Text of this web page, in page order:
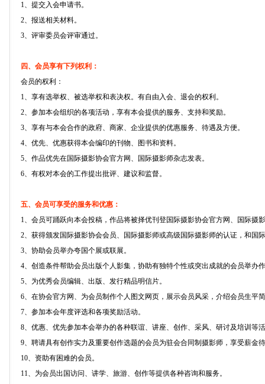
1、提交入会申请书。
2、报送相关材料。
3、评审委员会评审通过。
四、会员享有下列权利：
会员的权利：
1、享有选举权、被选举权和表决权。有自由入会、退会的权利。
2、参加本会组织的各项活动，享有本会提供的服务、支持和奖励。
3、享有与本会合作的政府、商家、企业提供的优惠服务、待遇及方便。
4、优先、优惠获得本会编印的刊物、图书和资料。
5、作品优先在国际摄影协会官方网、国际摄影师杂志发表。
6、有权对本会的工作提出批评、建议和监督。
五、会员可享受的服务和优惠：
1、会员可踊跃向本会投稿，作品将被择优刊登国际摄影协会官方网、国际摄
2、获得颁发国际摄影协会会员、国际摄影师或高级国际摄影师的认证，和国
3、协助会员举办夸国个展或联展。
4、创造条件帮助会员出版个人影集，协助有独特个性或突出成就的会员举办
5、为优秀会员编辑、出版、发行精品明信片。
6、在协会官方网、为会员制作个人图文网页，展示会员风采，介绍会员生平
7、参加本会年度评选和各项奖励活动。
8、优惠、优先参加本会举办的各种联谊、讲座、创作、采风、研讨及培训等
9、聘请具有创作实力及重要创作选题的会员为驻会合同制摄影师，享受薪金
10、资助有困难的会员。
11、为会员出国访问、讲学、旅游、创作等提供各种咨询和服务。